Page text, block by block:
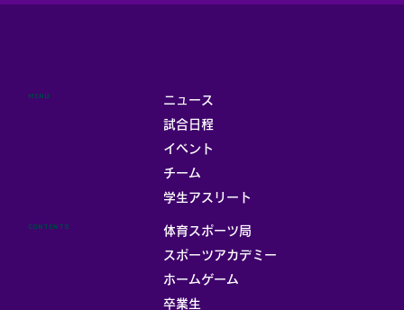
ニュース
試合日程
イベント
チーム
学生アスリート
MENU
体育スポーツ局
スポーツアカデミー
ホームゲーム
卒業生
CONTENTS